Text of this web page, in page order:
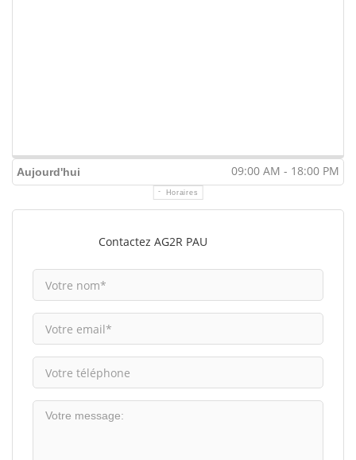
Aujourd'hui 09:00 AM - 18:00 PM
Horaires
Contactez AG2R PAU